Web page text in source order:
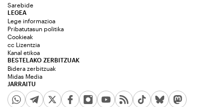
Sarebide
JARRAITU
LEGEA
Lege informazioa
Pribatutasun politika
Cookieak
cc Lizentzia
Kanal etikoa
BESTELAKO ZERBITZUAK
Bidera zerbitzuak
Midas Media